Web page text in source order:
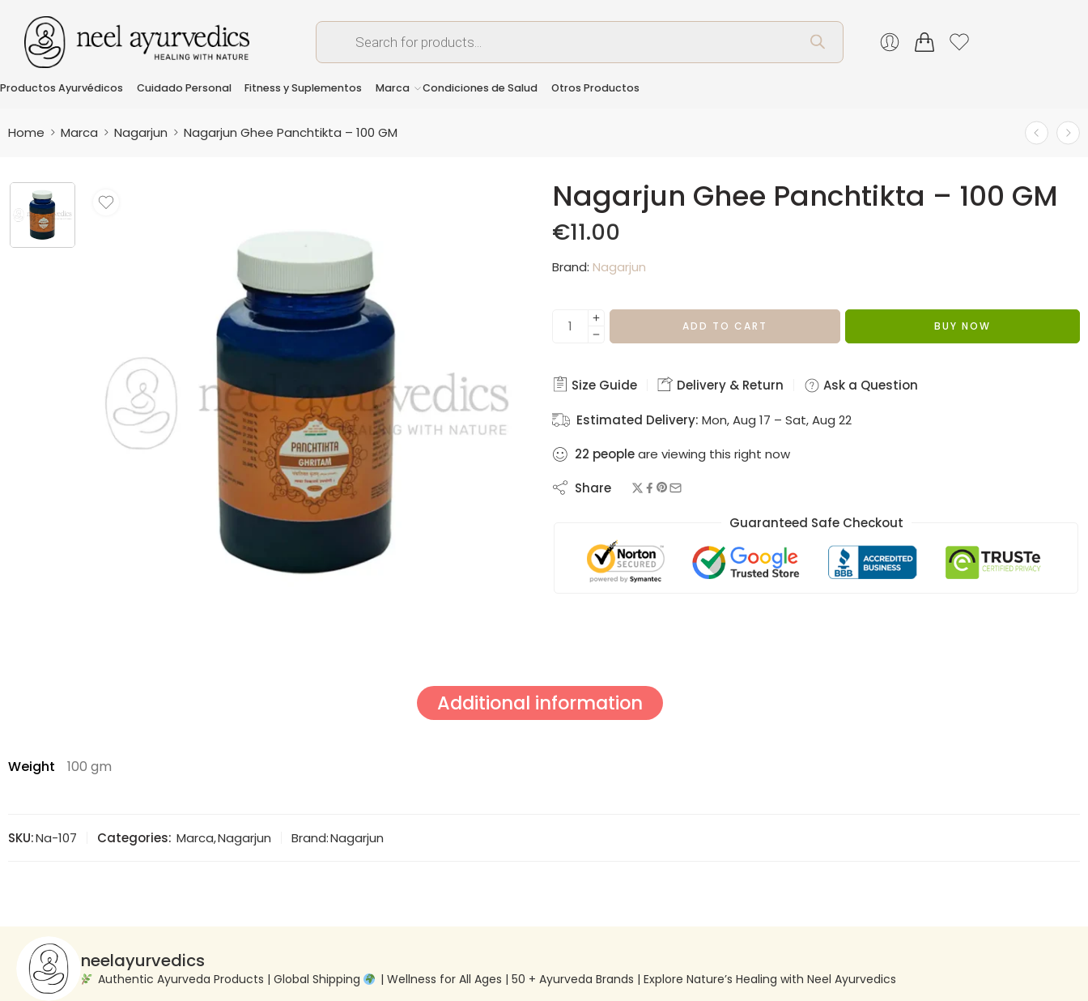
Productos Ayurvédicos Cuidado Personal Fitness y Suplementos Marca Condiciones de Salud Otros Productos
Home Marca Nagarjun Nagarjun Ghee Panchtikta – 100 GM
Nagarjun Ghee Panchtikta – 100 GM
€11.00
Brand: Nagarjun
ADD TO CART BUY NOW
Size Guide Delivery & Return Ask a Question
Estimated Delivery: Mon, Aug 17 – Sat, Aug 22
22 peopleare viewing this right now
Share
Guaranteed Safe Checkout
Additional information
Weight 100 gm
SKU:Na-107 Categories: Marca,Nagarjun Brand:Nagarjun
neelayurvedics
Authentic Ayurveda Products | Global Shipping | Wellness for All Ages | 50 + Ayurveda Brands | Explore Nature’s Healing with Neel Ayurvedics